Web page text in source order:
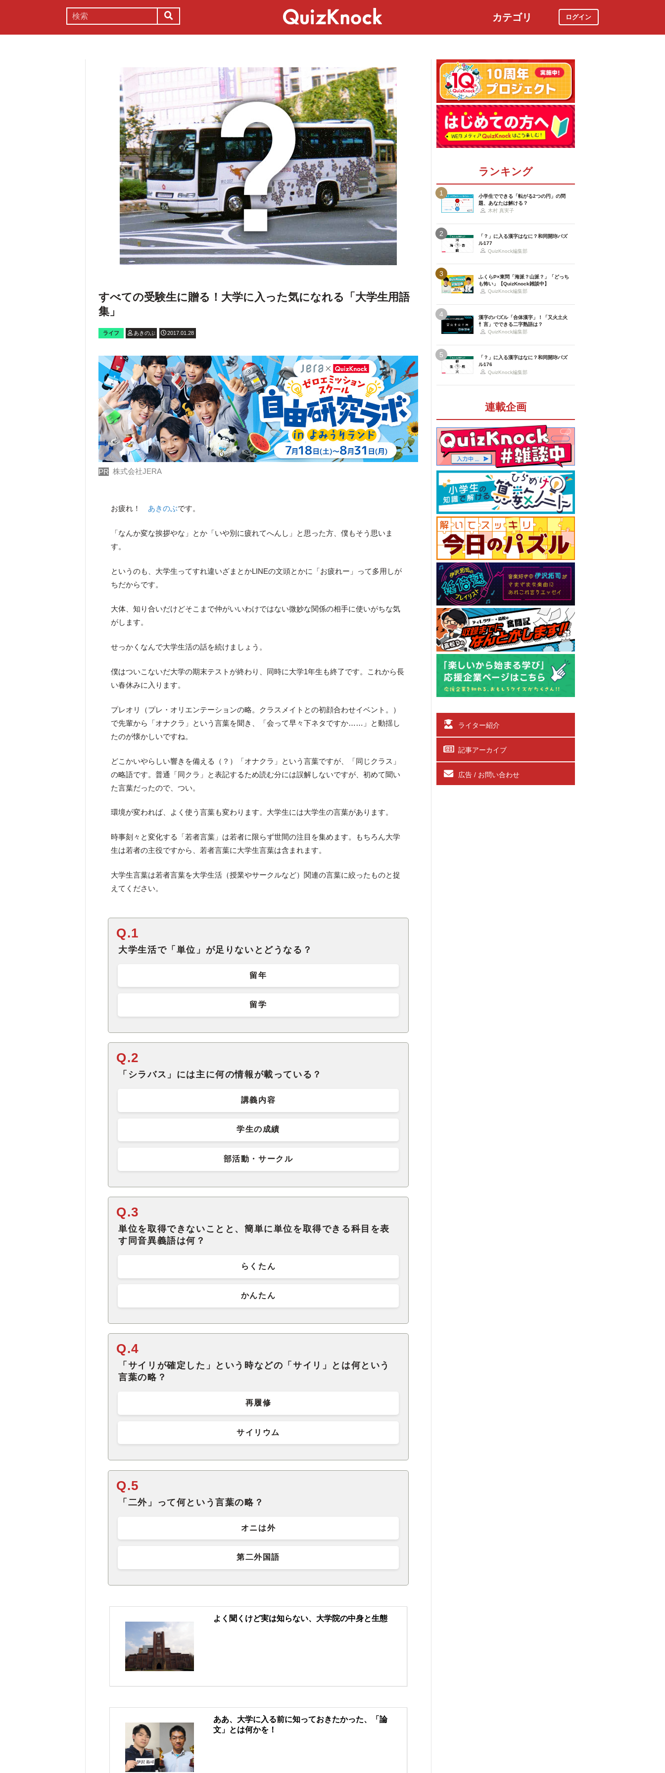
カテゴリ ログイン
すべての受験生に贈る！大学に入った気になれる「大学生用語
集」
ライフ あきのぶ 2017.01.28
PR 株式会社JERA
お疲れ！ あきのぶです。
「なんか変な挨拶やな」とか「いや別に疲れてへんし」と思った方、僕もそう思いま
す。
というのも、大学生ってすれ違いざまとかLINEの文頭とかに「お疲れー」って多用しが
ちだからです。
大体、知り合いだけどそこまで仲がいいわけではない微妙な関係の相手に使いがちな気
がします。
せっかくなんで大学生活の話を続けましょう。
僕はついこないだ大学の期末テストが終わり、同時に大学1年生も終了です。これから長
い春休みに入ります。
プレオリ（プレ・オリエンテーションの略。クラスメイトとの初顔合わせイベント。）
で先輩から「オナクラ」という言葉を聞き、「会って早々下ネタですか……」と動揺し
たのが懐かしいですね。
どこかいやらしい響きを備える（？）「オナクラ」という言葉ですが、「同じクラス」
の略語です。普通「同クラ」と表記するため読む分には誤解しないですが、初めて聞い
た言葉だったので、つい。
環境が変われば、よく使う言葉も変わります。大学生には大学生の言葉があります。
時事刻々と変化する「若者言葉」は若者に限らず世間の注目を集めます。もちろん大学
生は若者の主役ですから、若者言葉に大学生言葉は含まれます。
大学生言葉は若者言葉を大学生活（授業やサークルなど）関連の言葉に絞ったものと捉
えてください。
Q.1
大学生活で「単位」が足りないとどうなる？
留年
留学
Q.2
「シラバス」には主に何の情報が載っている？
講義内容
学生の成績
部活動・サークル
Q.3
単位を取得できないことと、簡単に単位を取得できる科目を表
す同音異義語は何？
らくたん
かんたん
Q.4
「サイリが確定した」という時などの「サイリ」とは何という
言葉の略？
再履修
サイリウム
Q.5
「二外」って何という言葉の略？
オニは外
第二外国語
よく聞くけど実は知らない、大学院の中身と生態
ああ、大学に入る前に知っておきたかった、「論
文」とは何かを！
ランキング
1
小学生でできる「転がる2つの円」の問
題、あなたは解ける？
木村 真実子
2
「？」に入る漢字はなに？和同開珎パズ
ル177
QuizKnock編集部
3
ふくらP×東問「海派？山派？」「どっち
も怖い」【QuizKnock雑談中】
QuizKnock編集部
4
漢字のパズル「合体漢字」！「又火土火
忄言」でできる二字熟語は？
QuizKnock編集部
5
「？」に入る漢字はなに？和同開珎パズ
ル176
QuizKnock編集部
連載企画
ライター紹介
記事アーカイブ
広告 / お問い合わせ